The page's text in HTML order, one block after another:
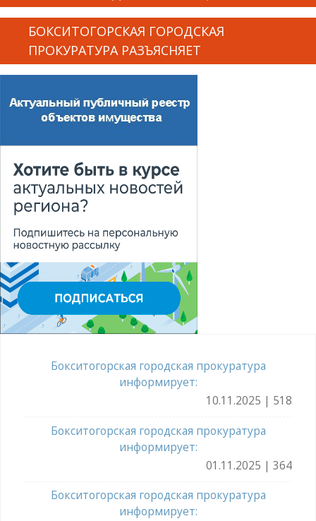
БОКСИТОГОРСКАЯ ГОРОДСКАЯ
ПРОКУРАТУРА РАЗЪЯСНЯЕТ
Бокситогорская городская прокуратура
информирует:
10.11.2025 | 518
Бокситогорская городская прокуратура
информирует:
01.11.2025 | 364
Бокситогорская городская прокуратура
информирует: